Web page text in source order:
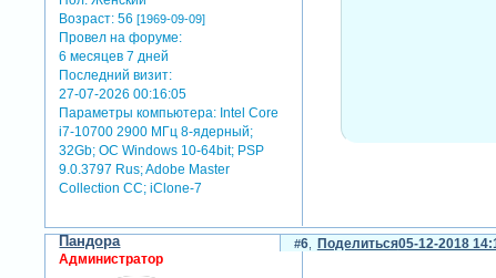
Возраст: 56[1969-09-09]
Провел на форуме:
6 месяцев 7 дней
Последний визит:
27-07-2026 00:16:05
Параметры компьютера: Intel Core
i7-10700 2900 МГц 8-ядерный;
32Gb; ОС Windows 10-64bit; PSP
9.0.3797 Rus; Adobe Master
Collection СС; iClone-7
Поделиться
6 05-12-2018
Пандора
Администратор